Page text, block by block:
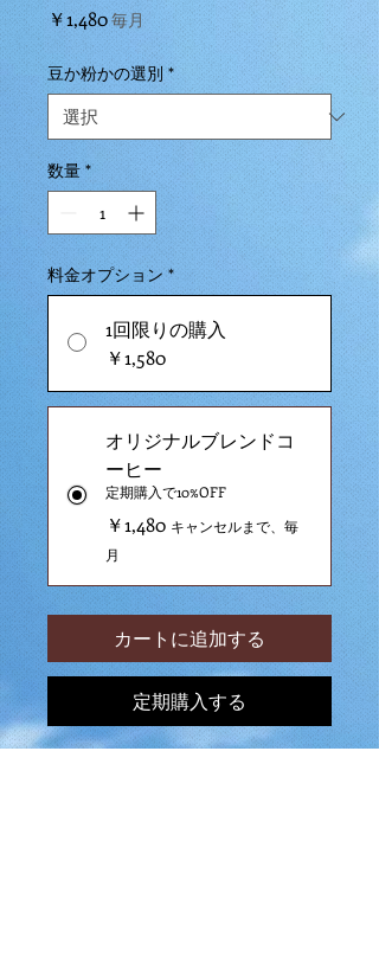
￥1,480価
格
毎月
豆か粉かの選別 *
数量 *
料金オプション *
1回限りの購入
￥1,580
オリジナルブレンドコ
ーヒー
定期購入で10%OFF
￥1,480 キャンセルまで、毎
月
カートに追加する
定期購入する